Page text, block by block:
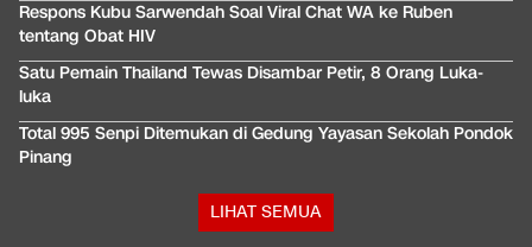
Respons Kubu Sarwendah Soal Viral Chat WA ke Ruben
tentang Obat HIV
Satu Pemain Thailand Tewas Disambar Petir, 8 Orang Luka-
luka
Total 995 Senpi Ditemukan di Gedung Yayasan Sekolah Pondok
Pinang
LIHAT SEMUA